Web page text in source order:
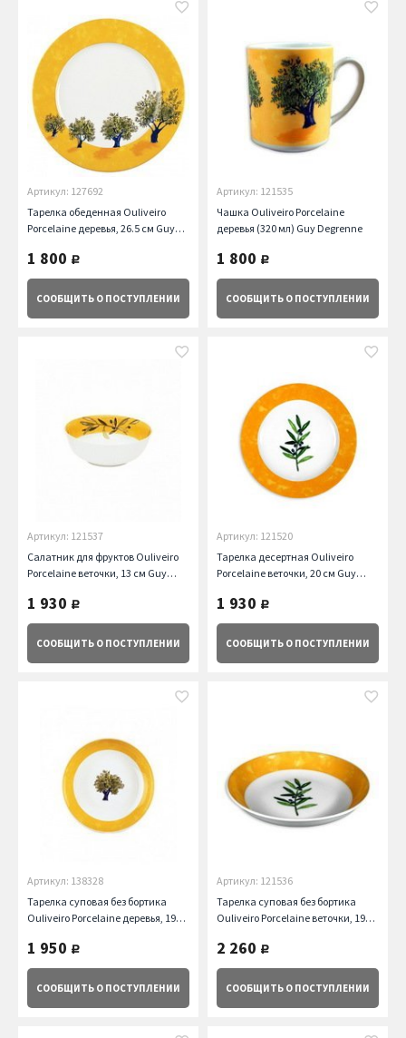
Артикул: 127692
Тарелка обеденная Ouliveiro
Porcelaine деревья, 26.5 см Guy
1 800 руб.
СООБЩИТЬ О ПОСТУПЛЕНИИ
Артикул: 121535
Чашка Ouliveiro Porcelaine
деревья (320 мл) Guy Degrenne
1 800 руб.
СООБЩИТЬ О ПОСТУПЛЕНИИ
Артикул: 121537
Салатник для фруктов Ouliveiro
Porcelaine веточки, 13 см Guy
1 930 руб.
СООБЩИТЬ О ПОСТУПЛЕНИИ
Артикул: 121520
Тарелка десертная Ouliveiro
Porcelaine веточки, 20 см Guy
1 930 руб.
СООБЩИТЬ О ПОСТУПЛЕНИИ
Артикул: 138328
Тарелка суповая без бортика
Ouliveiro Porcelaine деревья, 19
1 950 руб.
СООБЩИТЬ О ПОСТУПЛЕНИИ
Артикул: 121536
Тарелка суповая без бортика
Ouliveiro Porcelaine веточки, 19
2 260 руб.
СООБЩИТЬ О ПОСТУПЛЕНИИ